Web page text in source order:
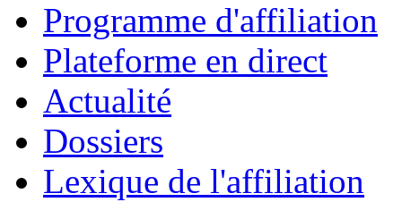
Programme d'affiliation
Plateforme en direct
Actualité
Dossiers
Lexique de l'affiliation